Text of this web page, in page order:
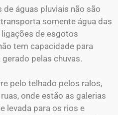
águas pluviais não são
somente água das
ligações de esgotos
tem capacidade para
pelas chuvas.
pelo telhado pelos ralos,
onde estão as galerias
levada para os rios e